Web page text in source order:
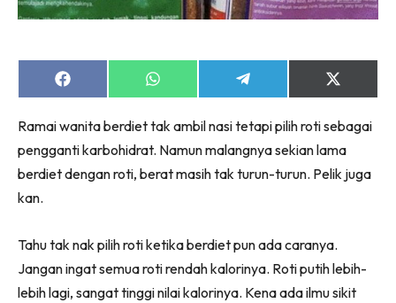
Share
on
Share
on
Share
on
Share
on
(Twitter)
Ramai wanita berdiet tak ambil nasi tetapi pilih roti sebagai
pengganti karbohidrat. Namun malangnya sekian lama
berdiet dengan roti, berat masih tak turun-turun. Pelik juga
kan.
Tahu tak nak pilih roti ketika berdiet pun ada caranya.
Jangan ingat semua roti rendah kalorinya. Roti putih lebih-
lebih lagi, sangat tinggi nilai kalorinya. Kena ada ilmu sikit